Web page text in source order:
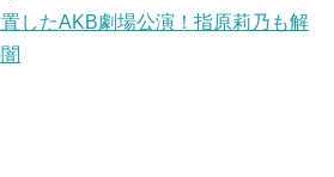
したAKB劇場公演！指原莉乃も解